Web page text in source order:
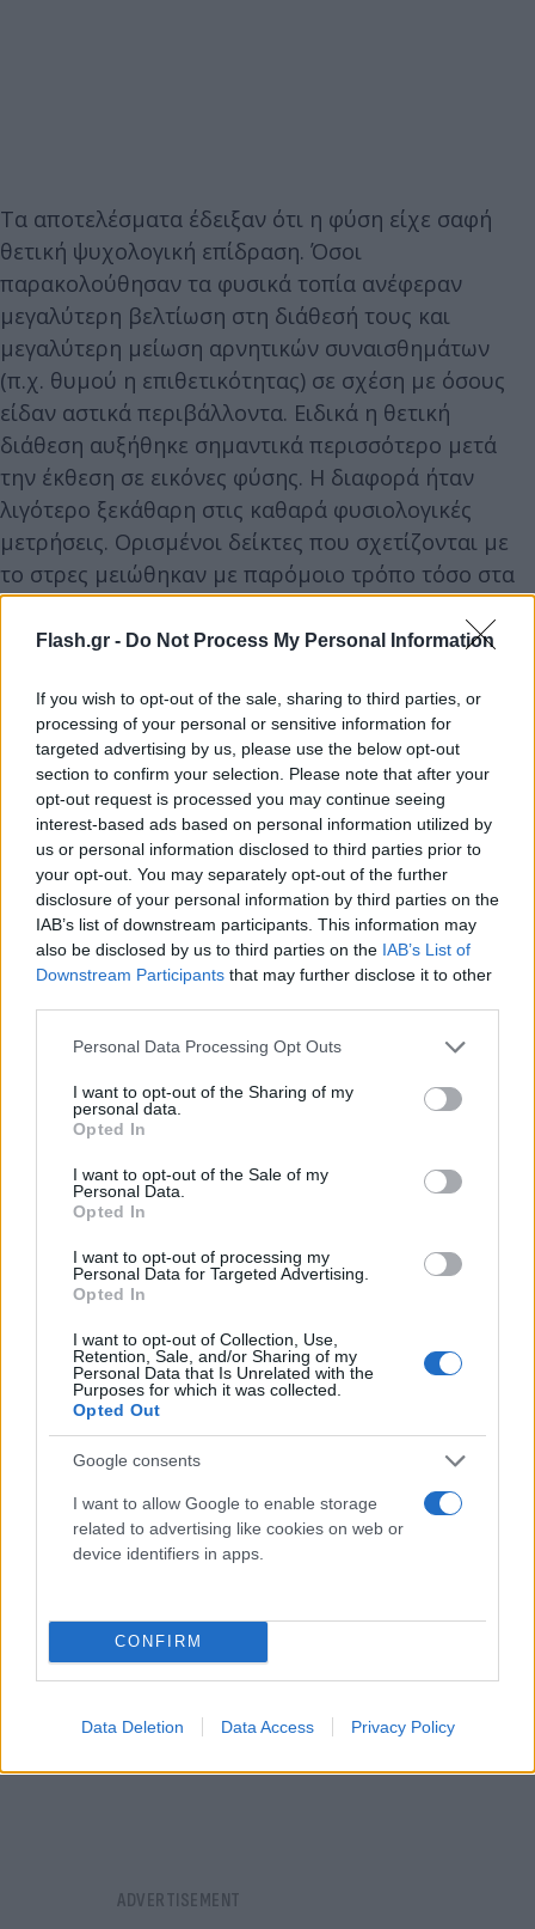
Flash.gr - Do Not Process My Personal Information
If you wish to opt-out of the sale, sharing to third parties, or
processing of your personal or sensitive information for
targeted advertising by us, please use the below opt-out
section to confirm your selection. Please note that after your
opt-out request is processed you may continue seeing
interest-based ads based on personal information utilized by
us or personal information disclosed to third parties prior to
your opt-out. You may separately opt-out of the further
disclosure of your personal information by third parties on the
IAB’s list of downstream participants. This information may
also be disclosed by us to third parties on the IAB’s List of
Downstream Participants that may further disclose it to other
Please note that this website/app uses one or more Google
not limited to your visit or usage behaviour. You may click to
grant or deny consent to Google and its third-party tags to
use your data for below specified purposes in below Google
consent section.
Personal Data Processing Opt Outs
I want to opt-out of the Sharing of my
personal data.
Opted In
I want to opt-out of the Sale of my
Personal Data.
Opted In
I want to opt-out of processing my
Personal Data for Targeted Advertising.
Opted In
I want to opt-out of Collection, Use,
Retention, Sale, and/or Sharing of my
Personal Data that Is Unrelated with the
Purposes for which it was collected.
Opted Out
Google consents
I want to allow Google to enable storage
related to advertising like cookies on web or
device identifiers in apps.
CONFIRM
Data Deletion Data Access Privacy Policy
Τα αποτελέσματα έδειξαν ότι η φύση είχε σαφή
θετική ψυχολογική επίδραση. Όσοι
παρακολούθησαν τα φυσικά τοπία ανέφεραν
μεγαλύτερη βελτίωση στη διάθεσή τους και
μεγαλύτερη μείωση αρνητικών συναισθημάτων
(π.χ. θυμού η επιθετικότητας) σε σχέση με όσους
είδαν αστικά περιβάλλοντα. Ειδικά η θετική
διάθεση αυξήθηκε σημαντικά περισσότερο μετά
την έκθεση σε εικόνες φύσης. Η διαφορά ήταν
λιγότερο ξεκάθαρη στις καθαρά φυσιολογικές
μετρήσεις. Ορισμένοι δείκτες που σχετίζονται με
το στρες μειώθηκαν με παρόμοιο τρόπο τόσο στα
φυσικά όσο και στα αστικά βίντεο. Ωστόσο, άλλοι
δείκτες που συνδέονται με το παρασυμπαθητικό
να «ηρεμεί» και να επανέρχεται μετά από ένταση –
έδειξαν ότι το δάσος προκάλεσε ταχύτερη αρχική
χαλάρωση.
Οι ερευνητές εξηγούν ότι το παρασυμπαθητικό
σύστημα λειτουργεί σαν το «φρένο» του
οργανισμού μετά από μια κατάσταση συναγερμού.
Όταν ενεργοποιείται, μειώνεται η ένταση και το
σώμα επιστρέφει σταδιακά σε κατάσταση ηρεμίας.
διευκολύνει αυτή τη διαδικασία.
Γιατί το δάσος λειτούργησε καλύτερα από το
Ένα από τα πιο ενδιαφέροντα ευρήματα ήταν ότι
δεν λειτούργησαν όλα τα φυσικά τοπία με τον ίδιο
τρόπο. Το βίντεο με το δάσος συνδέθηκε με
με το ρυάκι δεν είχε το ίδιο αποτέλεσμα. Οι
επιστήμονες εκτιμούν ότι ίσως έπαιξε ρόλο ο
έντονος ήχος του νερού, ο οποίος μπορεί να
λειτούργησε περισσότερο ως θόρυβος παρά ως